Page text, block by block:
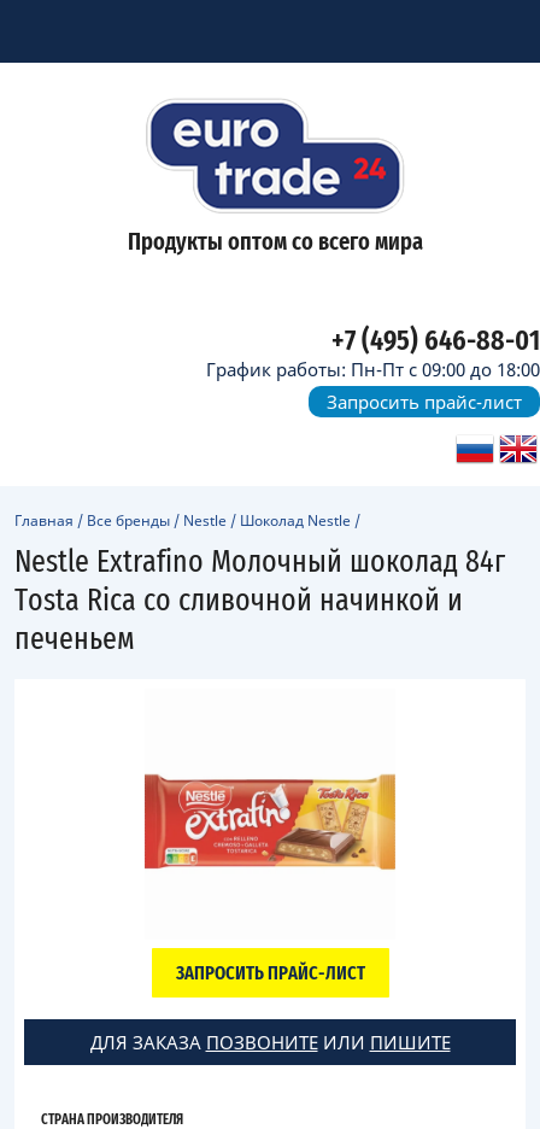
Продукты оптом со всего мира
+7 (495) 646-88-01
График работы: Пн-Пт с 09:00 до 18:00
Запросить прайс-лист
Главная / Все бренды / Nestle / Шоколад Nestle /
Nestle Extrafino Молочный шоколад 84г
Tosta Rica со сливочной начинкой и
печеньем
ЗАПРОСИТЬ ПРАЙС-ЛИСТ
ДЛЯ ЗАКАЗА ПОЗВОНИТЕИЛИ ПИШИТЕ
СТРАНА ПРОИЗВОДИТЕЛЯ